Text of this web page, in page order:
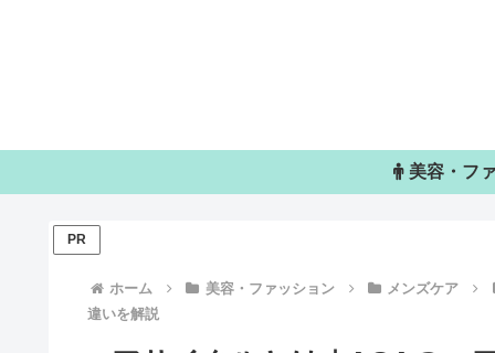
美容・フ
ホーム 美容・ファッション
メンズケア
違いを解説
PR